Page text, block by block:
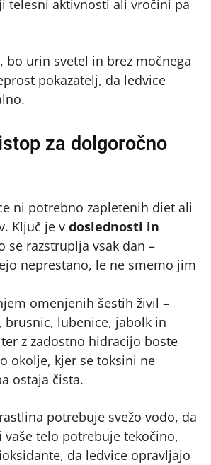
telesni aktivnosti ali vročini pa
bo urin svetel in brez močnega
pokazatelj, da ledvice
za dolgoročno
ni potrebno zapletenih diet ali
Ključ je v doslednosti in
se razstruplja vsak dan –
neprestano, le ne smemo jim
omenjenih šestih živil –
brusnic, lubenice, jabolk in
z zadostno hidracijo boste
okolje, kjer se toksini ne
ostaja čista.
potrebuje svežo vodo, da
vaše telo potrebuje tekočino,
da ledvice opravljajo